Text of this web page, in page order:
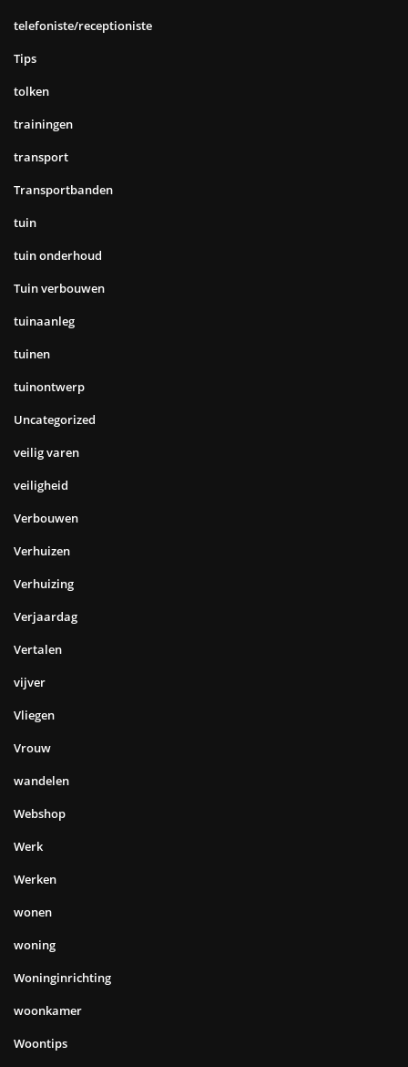
telefoniste/receptioniste
Tips
tolken
trainingen
transport
Transportbanden
tuin
tuin onderhoud
Tuin verbouwen
tuinaanleg
tuinen
tuinontwerp
Uncategorized
veilig varen
veiligheid
Verbouwen
Verhuizen
Verhuizing
Verjaardag
Vertalen
vijver
Vliegen
Vrouw
wandelen
Webshop
Werk
Werken
wonen
woning
Woninginrichting
woonkamer
Woontips